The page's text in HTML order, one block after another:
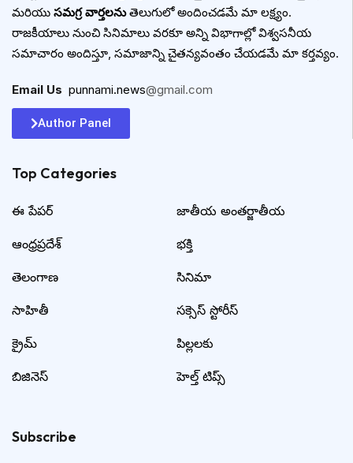
మరియు సమగ్ర వార్తలనుతెలుగులో అందించడమే మా లక్ష్యం.
రాజకీయాలు నుంచి సినిమాలు వరకూ అన్ని విభాగాల్లో విశ్వసనీయ
సమాచారం అందిస్తూ, సమాజాన్ని చైతన్యవంతం చేయడమే మా కర్తవ్యం.
Email Us punnami.news@gmail.com
Author Panel
Top Categories​
ఈ పేపర్
ఆంధ్రప్రదేశ్
తెలంగాణ
సాహితీ
క్రైమ్
బిజినెస్
జాతీయ అంతర్జాతీయ
భక్తి
సినిమా
సక్సెస్ స్టోరీస్
పిల్లలకు
హెల్త్ టిప్స్
Subscribe